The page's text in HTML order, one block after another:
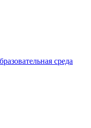
среда